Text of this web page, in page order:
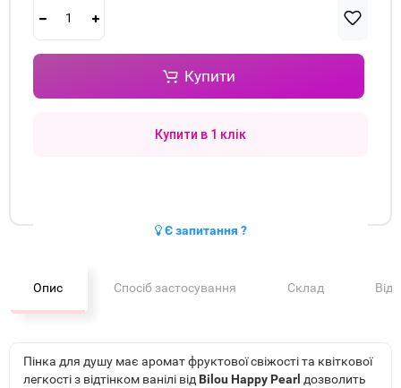
Купити
Купити в 1 клік
Є запитання ?
Опис Спосіб застосування Склад
Пінка для душу має аромат фруктової свіжості та квіткової
легкості з відтінком ванілі від Bilou Happy Pearl дозволить